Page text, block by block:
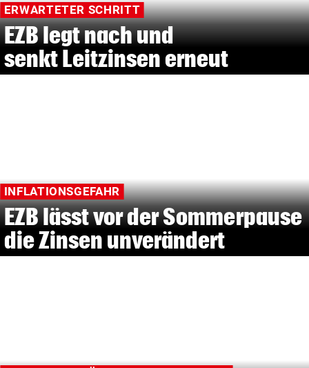
ERWARTETER SCHRITT
EZB legt nach und
senkt Leitzinsen erneut
INFLATIONSGEFAHR
EZB lässt vor der Sommerpause
die Zinsen unverändert